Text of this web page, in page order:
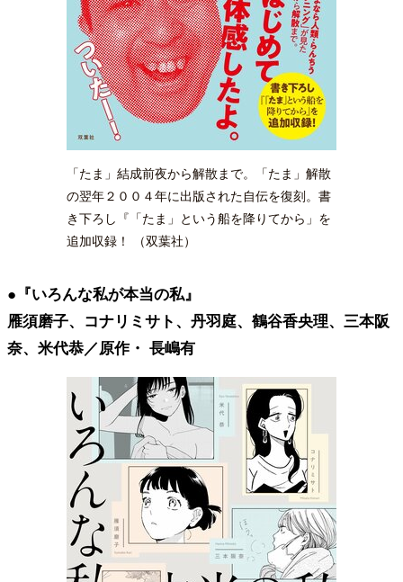
「たま」結成前夜から解散まで。「たま」解散
の翌年２００４年に出版された自伝を復刻。書
き下ろし『「たま」という船を降りてから」を
追加収録！ （双葉社）
●『いろんな私が本当の私』
雁須磨子、コナリミサト、丹羽庭、鶴谷香央理、三本阪
奈、米代恭／原作・ 長嶋有